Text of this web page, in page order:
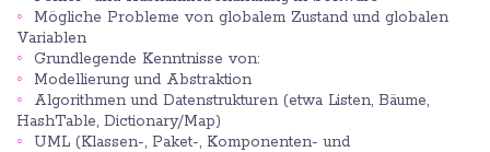
Mögliche Probleme von globalem Zustand und globalen
Variablen
Grundlegende Kenntnisse von:
Modellierung und Abstraktion
Algorithmen und Datenstrukturen (etwa Listen, Bäume,
HashTable, Dictionary/Map)
UML (Klassen-, Paket-, Komponenten- und